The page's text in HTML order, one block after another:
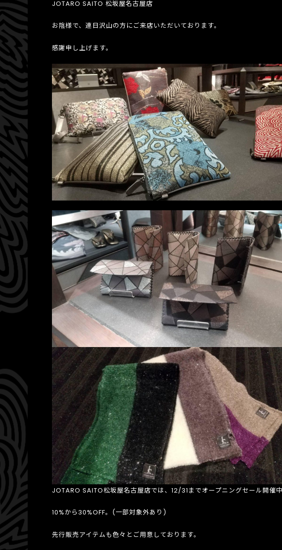
JOTARO SAITO 松坂屋名古屋店
お陰様で、連日沢山の方にご来店いただいております。
感謝申し上げます。
JOTARO SAITO松坂屋名古屋店では、12/31までオープニングセール開催
10%から30%OFF。(一部対象外あり)
先行販売アイテムも色々とご用意しております。